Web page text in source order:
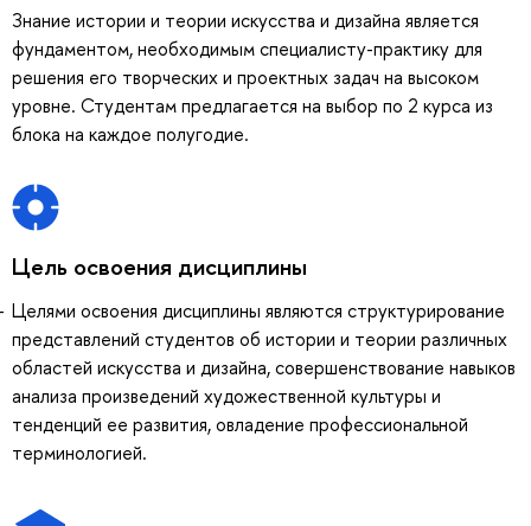
Знание истории и теории искусства и дизайна является
фундаментом, необходимым специалисту-практику для
решения его творческих и проектных задач на высоком
уровне. Студентам предлагается на выбор по 2 курса из
блока на каждое полугодие.
Цель освоения дисциплины
Целями освоения дисциплины являются структурирование
представлений студентов об истории и теории различных
областей искусства и дизайна, совершенствование навыков
анализа произведений художественной культуры и
тенденций ее развития, овладение профессиональной
терминологией.